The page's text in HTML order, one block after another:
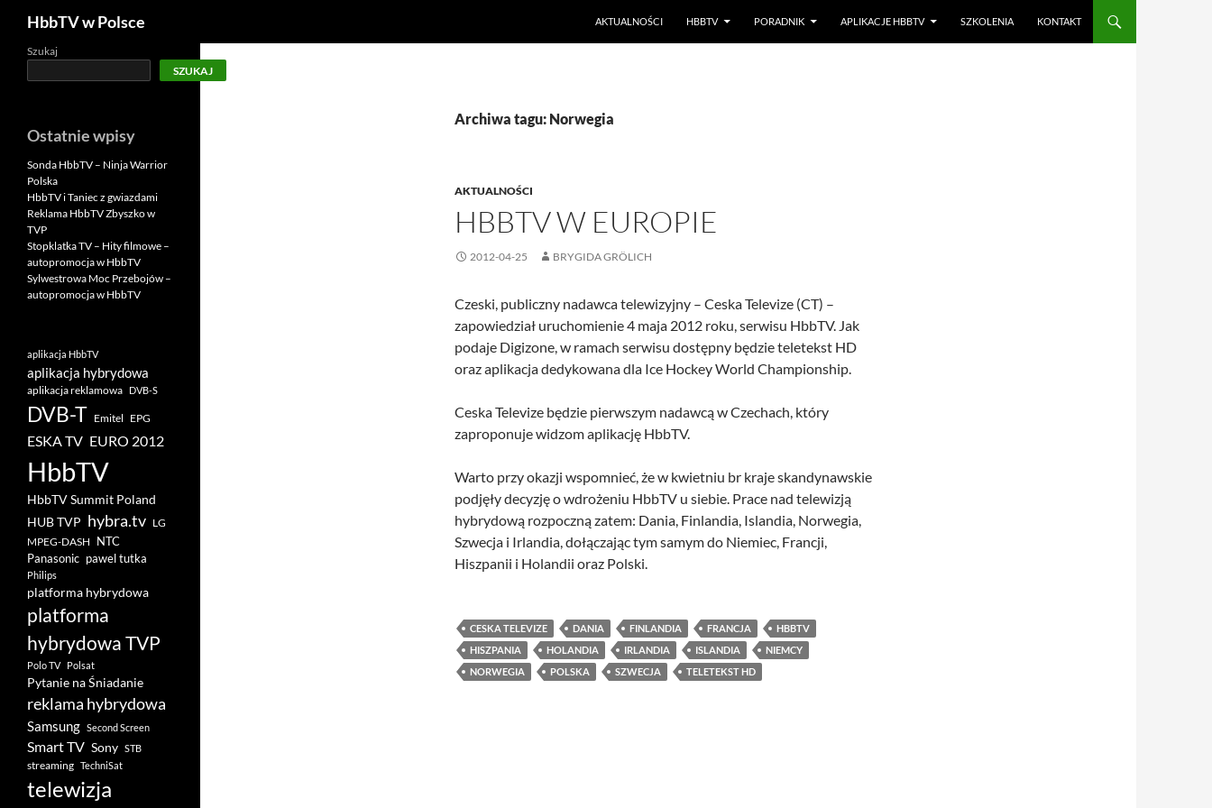
HbbTV w Polsce
AKTUALNOŚCI
HBBTV PORADNIK APLIKACJE HBBTV SZKOLENIA KONTAKT
Archiwa tagu: Norwegia
AKTUALNOŚCI
HBBTV W EUROPIE
2012-04-25 BRYGIDA GRÖLICH
Czeski, publiczny nadawca telewizyjny – Ceska Televize (CT) –
zapowiedział uruchomienie 4 maja 2012 roku, serwisu HbbTV. Jak
podaje Digizone, w ramach serwisu dostępny będzie teletekst HD
oraz aplikacja dedykowana dla Ice Hockey World Championship.
Ceska Televize będzie pierwszym nadawcą w Czechach, który
zaproponuje widzom aplikację HbbTV.
Warto przy okazji wspomnieć, że w kwietniu br kraje skandynawskie
podjęły decyzję o wdrożeniu HbbTV u siebie. Prace nad telewizją
hybrydową rozpoczną zatem: Dania, Finlandia, Islandia, Norwegia,
Szwecja i Irlandia, dołączając tym samym do Niemiec, Francji,
Hiszpanii i Holandii oraz Polski.
CESKA TELEVIZE DANIA FINLANDIA FRANCJA
HBBTV
HISZPANIA
HOLANDIA IRLANDIA ISLANDIA
NIEMCY
NORWEGIA
POLSKA SZWECJA TELETEKST HD
Szukaj
SZUKAJ
Ostatnie wpisy
Sonda HbbTV – Ninja Warrior
Polska
HbbTV i Taniec z gwiazdami
Reklama HbbTV Zbyszko w
TVP
Stopklatka TV – Hity filmowe –
autopromocja w HbbTV
Sylwestrowa Moc Przebojów –
autopromocja w HbbTV
aplikacja HbbTV
aplikacja hybrydowa
aplikacja reklamowa DVB-S
DVB-T Emitel EPG
ESKA TV EURO 2012
HbbTV
HbbTV Summit Poland
HUB TVP hybra.tv LG
MPEG-DASH NTC
Panasonic pawel tutka
Philips
platforma hybrydowa
platforma
hybrydowa TVP
Polo TV Polsat
Pytanie na Śniadanie
reklama hybrydowa
Samsung Second Screen
Smart TV Sony STB
streaming TechniSat
telewizja